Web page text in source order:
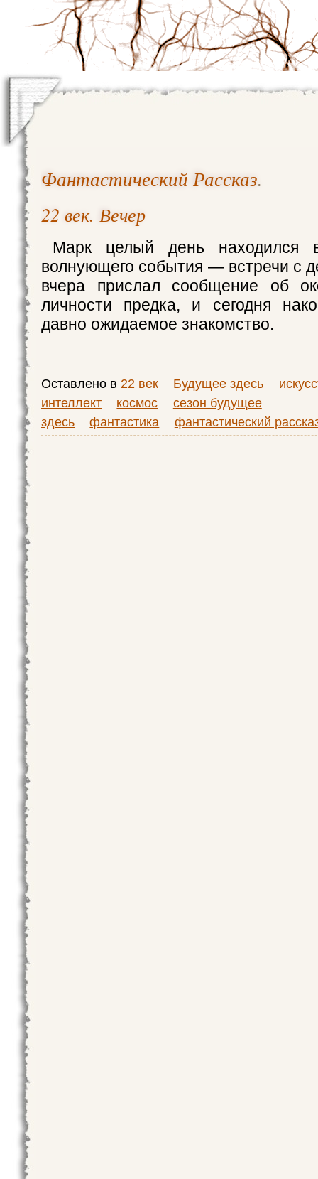
Фантастический Рассказ.
22 век. Вечер
Марк целый день находился
волнующего события — встречи с
вчера прислал сообщение об
личности предка, и сегодня
давно ожидаемое знакомство.
Оставлено в 22 век Будущее здесь
интеллект
космос
сезон будущее
здесь
фантастика фантастический